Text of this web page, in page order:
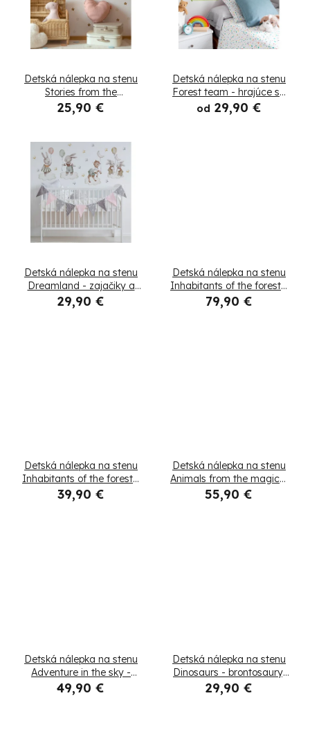
Detská nálepka na stenu
Stories from the
wonderland - líška,
obláčiky a mesiac
25,90 €
Detská nálepka na stenu
Forest team - hrajúce sa
zvieratká na lúke
od 29,90 €
Detská nálepka na stenu
Dreamland - zajačiky a
líška
29,90 €
Detská nálepka na stenu
Inhabitants of the forest -
jeleň, srnka a veverička
79,90 €
Detská nálepka na stenu
Inhabitants of the forest -
jeleň a srnka
39,90 €
Detská nálepka na stenu
Animals from the magical
forest - zajačik
55,90 €
Detská nálepka na stenu
Adventure in the sky -
mačka v balóne a psíky
na rogale
49,90 €
Detská nálepka na stenu
Dinosaurs - brontosaury,
triceratops, pterodaktyly
29,90 €